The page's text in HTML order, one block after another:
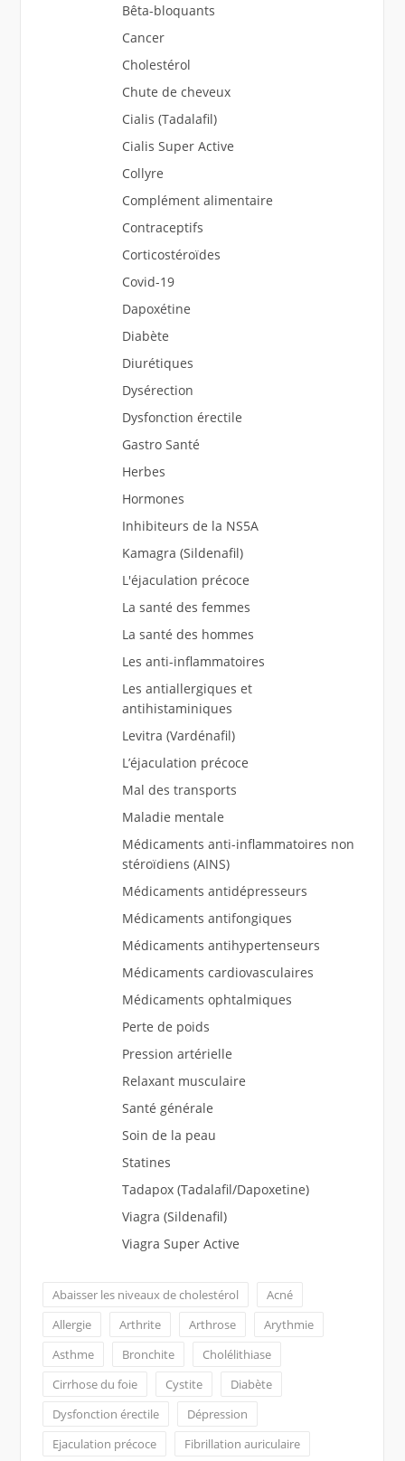
Bêta-bloquants
Cancer
Cholestérol
Chute de cheveux
Cialis (Tadalafil)
Cialis Super Active
Collyre
Complément alimentaire
Contraceptifs
Corticostéroïdes
Covid-19
Dapoxétine
Diabète
Diurétiques
Dysérection
Dysfonction érectile
Gastro Santé
Herbes
Hormones
Inhibiteurs de la NS5A
Kamagra (Sildenafil)
L'éjaculation précoce
La santé des femmes
La santé des hommes
Les anti-inflammatoires
Les antiallergiques et
antihistaminiques
Levitra (Vardénafil)
L’éjaculation précoce
Mal des transports
Maladie mentale
Médicaments anti-inflammatoires non
stéroïdiens (AINS)
Médicaments antidépresseurs
Médicaments antifongiques
Médicaments antihypertenseurs
Médicaments cardiovasculaires
Médicaments ophtalmiques
Perte de poids
Pression artérielle
Relaxant musculaire
Santé générale
Soin de la peau
Statines
Tadapox (Tadalafil/Dapoxetine)
Viagra (Sildenafil)
Viagra Super Active
Abaisser les niveaux de cholestérol
Acné
Allergie
Arthrite Arthrose
Arythmie
Asthme
Bronchite
Cholélithiase
Cirrhose du foie
Cystite
Diabète
Dysfonction érectile
Dépression
Ejaculation précoce
Fibrillation auriculaire